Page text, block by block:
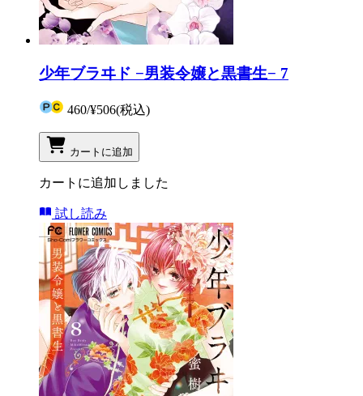
少年ブラヰド −男装令嬢と黒書生− 7
460/¥506(税込)
カートに追加
カートに追加しました
試し読み